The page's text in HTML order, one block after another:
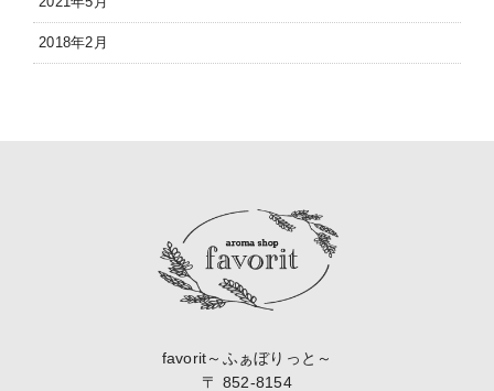
2018年2月
favorit～ふぁぼりっと～
〒 852-8154